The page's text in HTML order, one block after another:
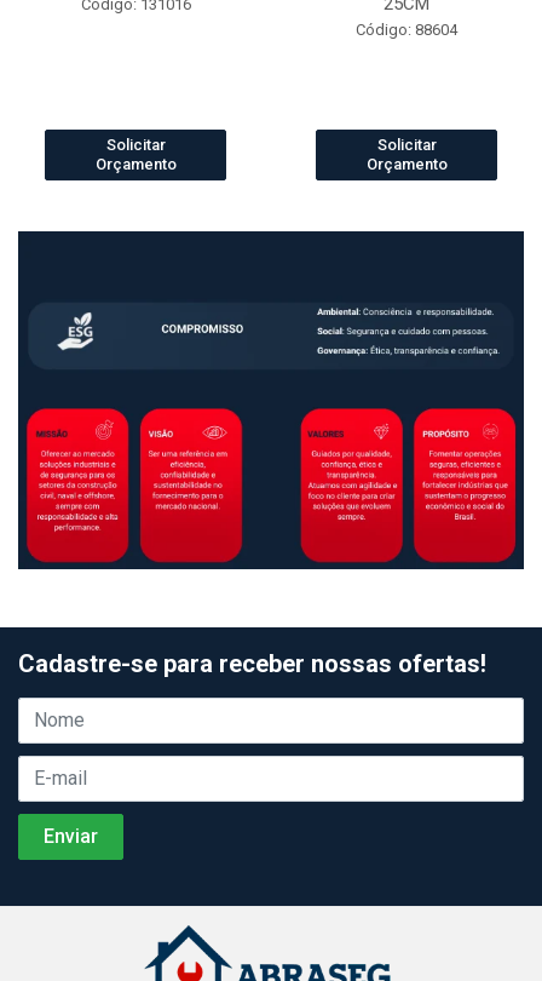
Código: 131016
Solicitar
Orçamento
Código: 88604
Solicitar
Orçamento
Cadastre-se para receber nossas ofertas!